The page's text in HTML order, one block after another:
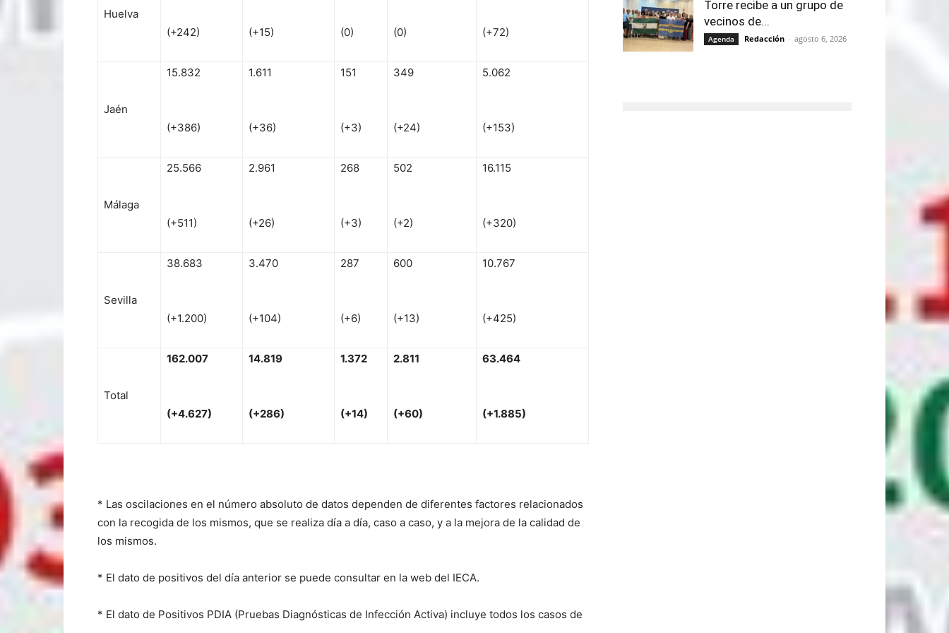
Huelva
(+242)
(+15) (0) (0) (+72)
Jaén
15.832
(+386)
1.611
(+36)
151
(+3)
349
(+24)
5.062
(+153)
Málaga
25.566
(+511)
2.961
(+26)
268
(+3)
502
(+2)
16.115
(+320)
Sevilla
38.683
(+1.200)
3.470
(+104)
287
(+6)
600
(+13)
10.767
(+425)
Total
162.007
(+4.627)
14.819
(+286)
1.372
(+14)
2.811
(+60)
63.464
(+1.885)
* Las oscilaciones en el número absoluto de datos dependen de diferentes factores relacionados
con la recogida de los mismos, que se realiza día a día, caso a caso, y a la mejora de la calidad de
los mismos.
* El dato de positivos del día anterior se puede consultar en la web del IECA.
* El dato de Positivos PDIA (Pruebas Diagnósticas de Infección Activa) incluye todos los casos de
Torre recibe a un grupo de
vecinos de...
Agenda Redacción - agosto 6, 2026